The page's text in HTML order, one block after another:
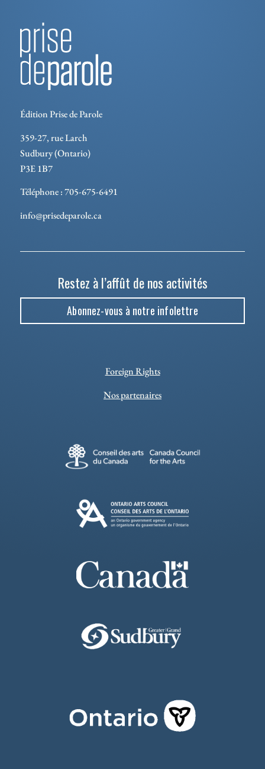
Édition Prise de Parole
359-27, rue Larch
Sudbury (Ontario)
P3E 1B7
Téléphone : 705-675-6491
info@prisedeparole.ca
Restez à l’affût de nos activités
Abonnez-vous à notre infolettre
Foreign Rights
Nos partenaires